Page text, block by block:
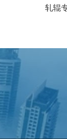
轧辊